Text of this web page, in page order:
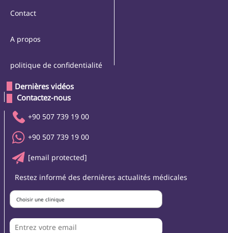
Contact
A propos
politique de confidentialité
Dernières vidéos
Contactez-nous
+90 507 739 19 00
+90 507 739 19 00
[email protected]
Restez informé des dernières actualités médicales
Choisir une clinique